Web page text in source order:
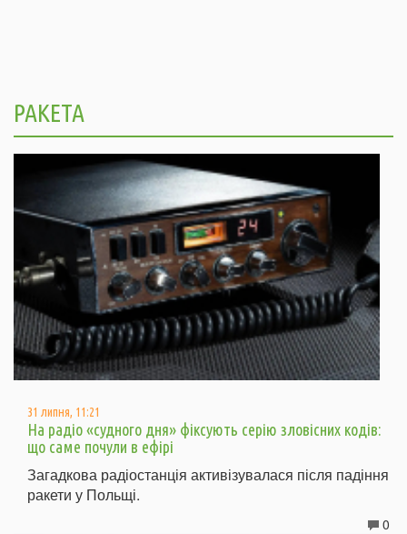
РАКЕТА
31 липня, 11:21
На радіо «судного дня» фіксують серію зловісних кодів:
що саме почули в ефірі
Загадкова радіостанція активізувалася після падіння
ракети у Польщі.
0